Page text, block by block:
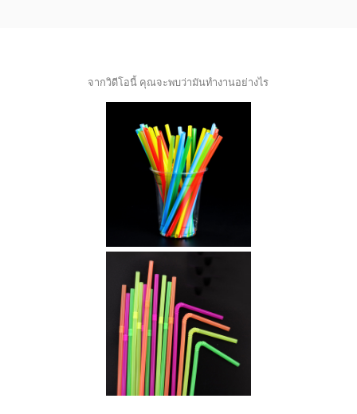
จากวิดีโอนี้ คุณจะพบว่ามันทำงานอย่างไร